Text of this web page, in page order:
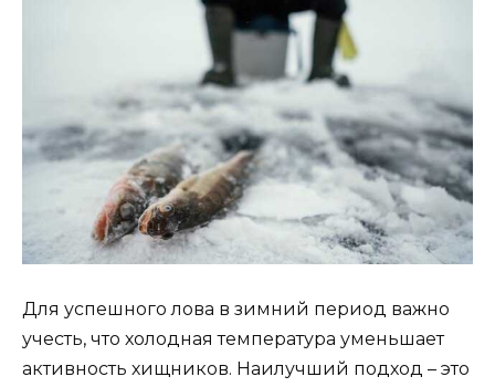
Для успешного лова в зимний период важно
учесть, что холодная температура уменьшает
активность хищников. Наилучший подход – это